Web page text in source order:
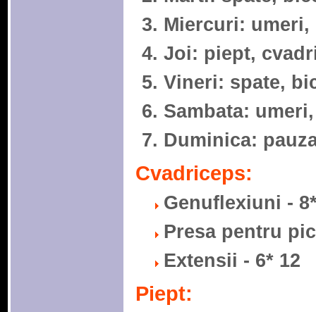
Miercuri: umeri,
Joi: piept,
Vineri: spate,
Sambata:
Duminica:
Cvadriceps:
Genuflexiuni -
Presa pentru
Extensii - 6* 12
Piept: